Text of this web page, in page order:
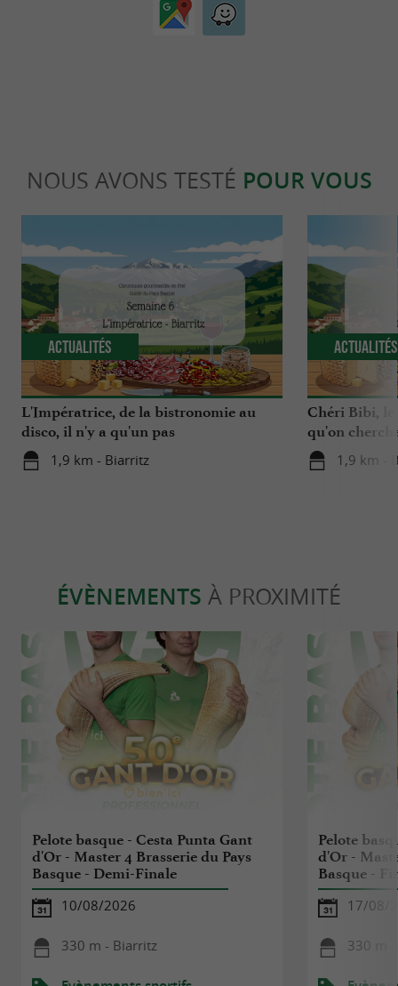
NOUS AVONS TESTÉ POUR VOUS
L'Impératrice, de la bistronomie au
disco, il n'y a qu'un pas
1,9 km - Biarritz
Actualités
Chéri Bibi,
qu'on
1,9 km -
Actualités
ÉVÈNEMENTS À PROXIMITÉ
Pelote basque - Cesta Punta Gant
d'Or - Master 4 Brasserie du Pays
Basque - Demi-Finale
10/08/2026
330 m - Biarritz
Pelote
d'Or -
Basque -
17/08/
330 m